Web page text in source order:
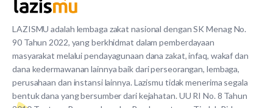
LAZISMU adalah lembaga zakat nasional dengan SK Menag No.
90 Tahun 2022, yang berkhidmat dalam pemberdayaan
masyarakat melalui pendayagunaan dana zakat, infaq, wakaf dan
dana kedermawanan lainnya baik dari perseorangan, lembaga,
perusahaan dan instansi lainnya. Lazismu tidak menerima segala
bentuk dana yang bersumber dari kejahatan. UU RI No. 8 Tahun